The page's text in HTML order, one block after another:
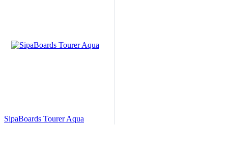
SipaBoards Tourer Aqua